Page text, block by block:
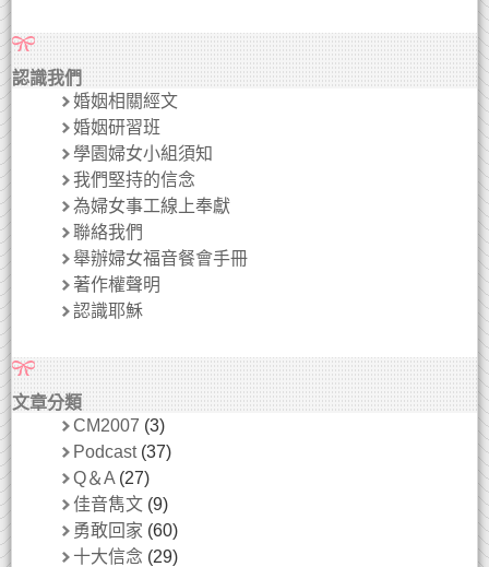
認識我們
婚姻相關經文
婚姻研習班
學園婦女小組須知
我們堅持的信念
為婦女事工線上奉獻
聯絡我們
舉辦婦女福音餐會手冊
著作權聲明
認識耶穌
文章分類
CM2007 (3)
Podcast(37)
Q＆A (27)
佳音雋文 (9)
勇敢回家 (60)
十大信念 (29)